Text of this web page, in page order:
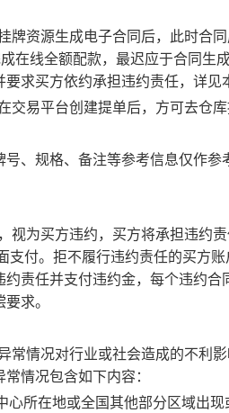
牌资源生成电子合同后，此时合
成在线全额配款，最迟应于合同
要求买方依约承担违约责任，详见
交易平台创建提单后，方可去仓
号、规格、备注等参考信息仅作
视为买方违约，买方将承担违约
支付。拒不履行违约责任的买方
约责任并支付违约金，每个违约
求。
常情况对行业或社会造成的不利
情况包含如下内容：
心所在地或全国其他部分区域出